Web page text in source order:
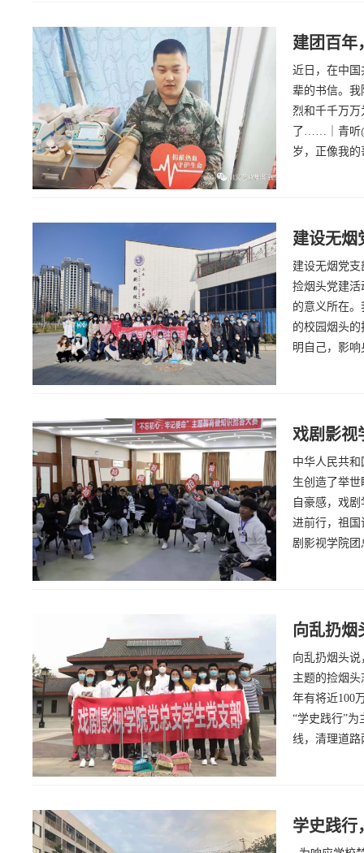
建团百年
近日，在中国
辈的书信。
烈和千千万
了……｜青听
岁，正像我
建设无烟
建设无烟党
捡烟头党建
的意义所在
的校园烟头
明自己，影
戏剧影视
中华人民共和
生创造了举
自豪感，戏
进前行，祖国
剧影视学院团
向乱扔烟
向乱扔烟头
主题的捡烟
年有将近100
“学史践行”
线，清理道路
学史践行